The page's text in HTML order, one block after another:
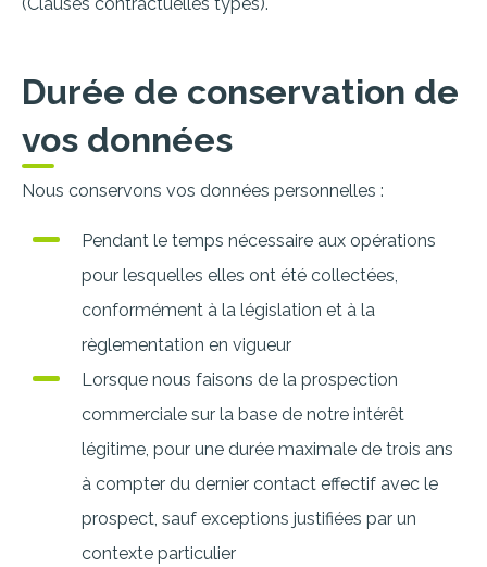
Durée de conservation de
vos données
Nous conservons vos données personnelles :
Pendant le temps nécessaire aux opérations
pour lesquelles elles ont été collectées,
conformément à la législation et à la
règlementation en vigueur
Lorsque nous faisons de la prospection
commerciale sur la base de notre intérêt
légitime, pour une durée maximale de trois ans
à compter du dernier contact effectif avec le
prospect, sauf exceptions justifiées par un
contexte particulier